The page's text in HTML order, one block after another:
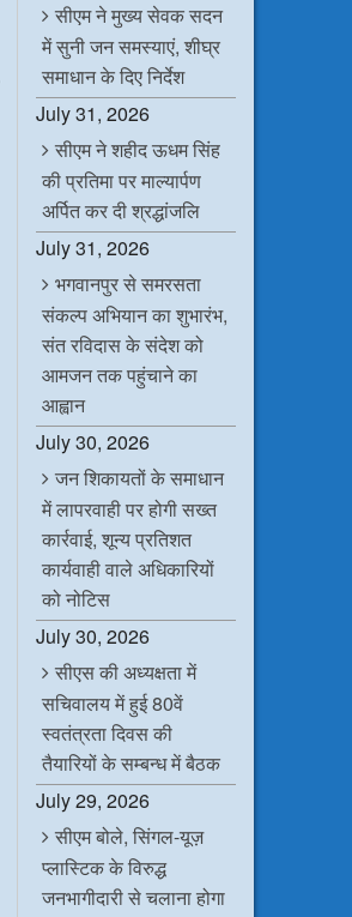
सीएम ने मुख्य सेवक सदन
में सुनी जन समस्याएं, शीघ्र
समाधान के दिए निर्देश
July 31, 2026
सीएम ने शहीद ऊधम सिंह
की प्रतिमा पर माल्यार्पण
अर्पित कर दी श्रद्धांजलि
July 31, 2026
भगवानपुर से समरसता
संकल्प अभियान का शुभारंभ,
संत रविदास के संदेश को
आमजन तक पहुंचाने का
आह्वान
July 30, 2026
जन शिकायतों के समाधान
में लापरवाही पर होगी सख्त
कार्रवाई, शून्य प्रतिशत
कार्यवाही वाले अधिकारियों
को नोटिस
July 30, 2026
सीएस की अध्यक्षता में
सचिवालय में हुई 80वें
स्वतंत्रता दिवस की
तैयारियों के सम्बन्ध में बैठक
July 29, 2026
सीएम बोले, सिंगल-यूज़
प्लास्टिक के विरुद्ध
जनभागीदारी से चलाना होगा